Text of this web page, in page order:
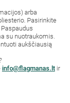
arba
Pasirinkite
su nuotraukomis.
aukščiausią
info@flagmanas.lt ir